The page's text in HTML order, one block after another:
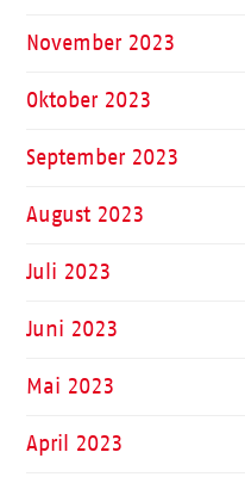
November 2023
Oktober 2023
September 2023
August 2023
Juli 2023
Juni 2023
Mai 2023
April 2023